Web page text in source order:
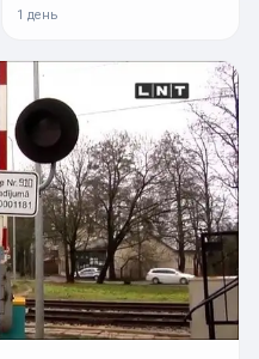
1 день